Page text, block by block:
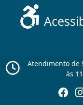
Atendimento de
às